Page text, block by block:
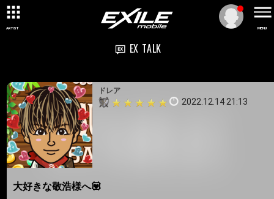
ARTIST MENU
EX TALK
ドレア
2022.12.14 21:13
大好きな敬浩様へ💟